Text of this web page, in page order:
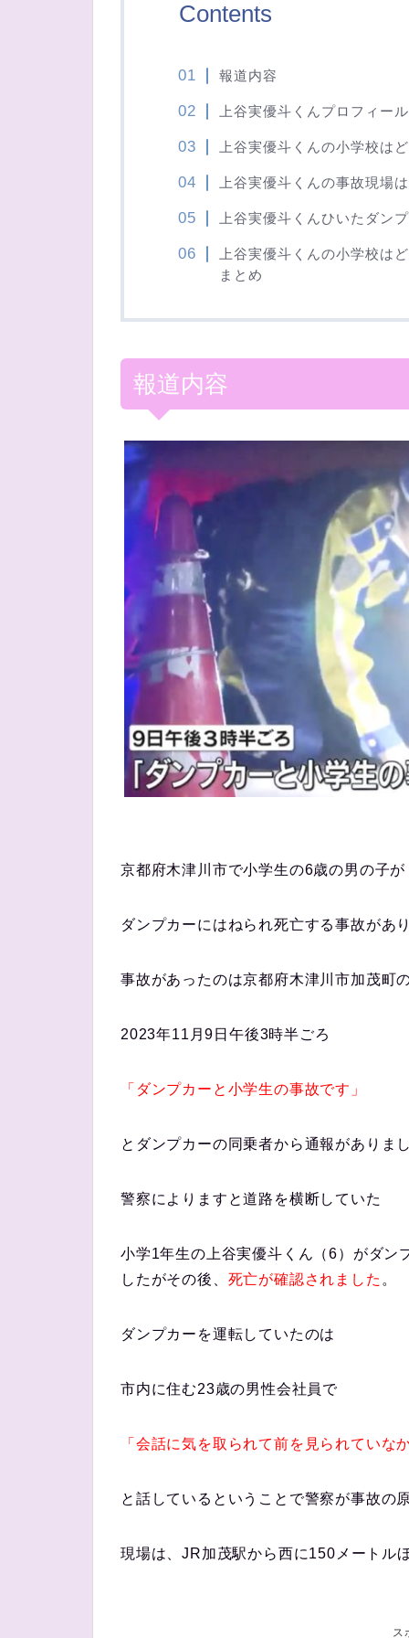
Contents
報道内容
上谷実優斗くんプロフィール
上谷実優斗くんの小学校は
上谷実優斗くんの事故現場
上谷実優斗くんひいたダン
上谷実優斗くんの小学校は
まとめ
報道内容
京都府木津川市で小学生の6歳の男の子が
ダンプカーにはねられ死亡する事故が
事故があったのは京都府木津川市加茂町
2023年11月9日午後3時半ごろ
「ダンプカーと小学生の事故です」
とダンプカーの同乗者から通報がありま
警察によりますと道路を横断していた
小学1年生の上谷実優斗くん（6）がダン
したがその後、 死亡が確認されました 。
ダンプカーを運転していたのは
市内に住む23歳の男性会社員で
「会話に気を取られて前を見られていな
と話しているということで警察が事故の
現場は、JR加茂駅から西に150メートル
ス